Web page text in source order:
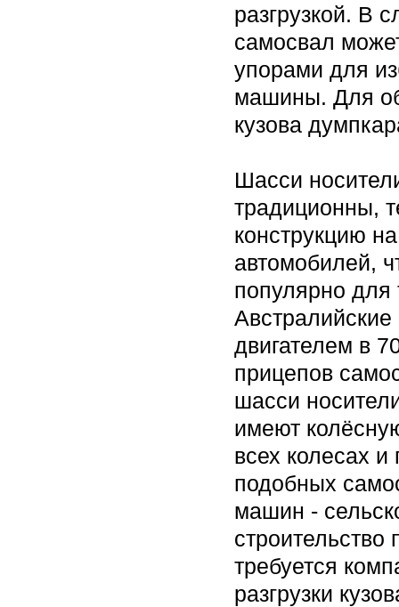
разгрузкой. В
самосвал
упорами для
машины. Для
кузова
Шасси
традиционны,
конструкцию
автомобилей,
популярно для
двигателем в
прицепов
шасси
имеют
всех колесах
подобных
машин -
требуется
разгрузки